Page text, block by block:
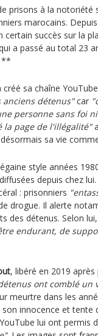
prisons à la notoriété
marocains.
certain succès sur la
a passé au total 23
**
sa chaîne
anciens détenus"car
personne sans foi
la page de l'illégalité"
sa vie
style années
depuis chez
: prisonniers
drogue. Il alerte
des détenus. Selon
endurant, de
, libéré en 2019
ont comblé un
meurtre dans les
innocence et tente
lui ont permis